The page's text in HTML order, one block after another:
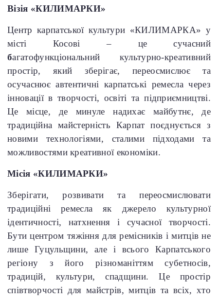
Візія «КИЛИМАРКИ»
Центр карпатської культури «КИЛИМАРКА» у
місті Косові
–
це сучасний
багатофункціональний культурно-креативний
простір, який зберігає, переосмислює та
осучаснює автентичні карпатські ремесла через
інновації в творчості, освіті та підприємництві.
Це місце, де минуле надихає майбутнє, де
традиційна майстерність Карпат поєднується з
новими технологіями, сталими підходами та
можливостями креативної економіки.
Місія «КИЛИМАРКИ»
Зберігати, розвивати та переосмислювати
традиційні ремесла як джерело культурної
ідентичності, натхнення і сучасної творчості.
Бути центром тяжіння для ремісників і митців не
лише Гуцульщини, але і всього Карпатського
регіону з його різноманіттям субетносів,
традицій, культури, спадщини. Це простір
співтворчості для майстрів, митців та всіх, хто